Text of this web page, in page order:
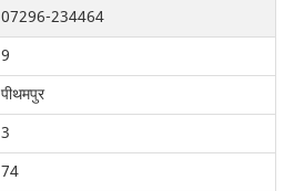
07296-234464
9
पीथमपुर
3
74